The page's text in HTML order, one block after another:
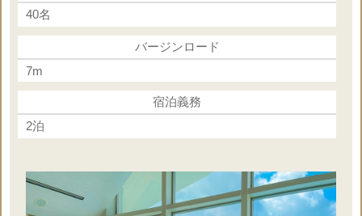
40名
バージンロード
7m
宿泊義務
2泊